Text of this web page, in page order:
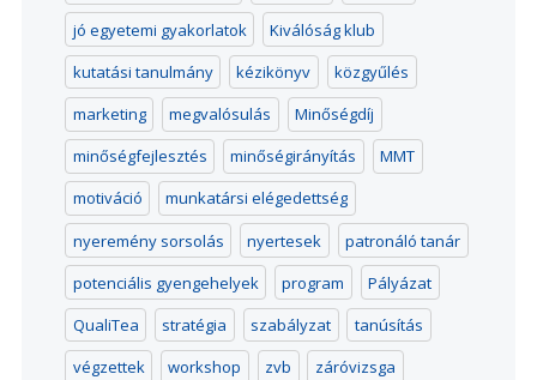
jó egyetemi gyakorlatok
Kiválóság klub
kutatási tanulmány
kézikönyv
közgyűlés
marketing
megvalósulás
Minőségdíj
minőségfejlesztés
minőségirányítás
MMT
motiváció
munkatársi elégedettség
nyeremény sorsolás
nyertesek
patronáló tanár
potenciális gyengehelyek
program
Pályázat
QualiTea
stratégia szabályzat
tanúsítás
végzettek
workshop zvb
záróvizsga